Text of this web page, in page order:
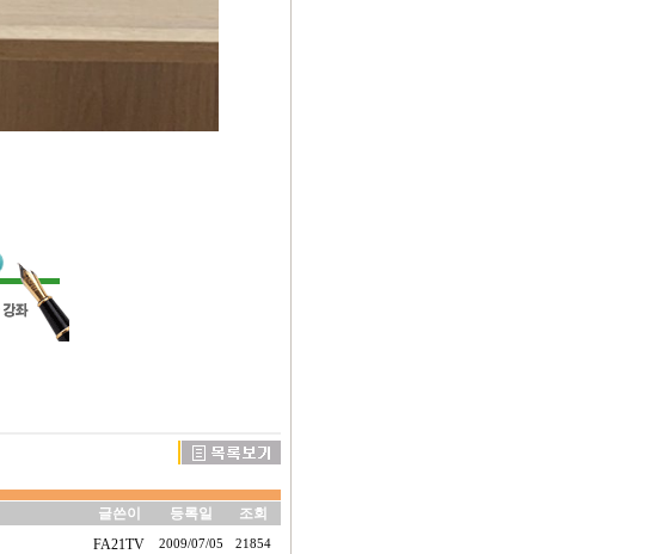
글쓴이 등록일
조회
FA21TV 2009/07/05 21854